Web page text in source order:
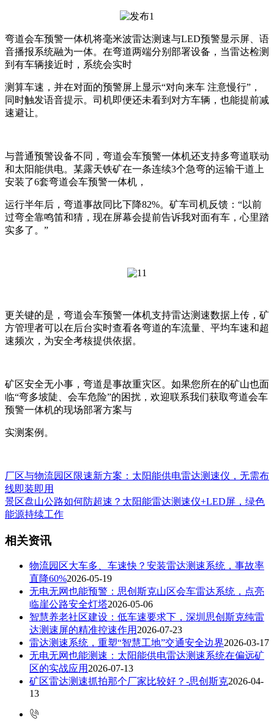
弯道会车预警一体机将毫米波雷达测速与LED预警显示屏、语
音播报系统融为一体。在弯道两端分别部署设备，当雷达检测
到有车辆接近时，系统会实时
测算车速，并在对面的预警屏上显示“对向来车 注意慢行”，
同时触发语音提示。司机即便还未看到对方车辆，也能提前减
速避让。
与普通预警设备不同，弯道会车预警一体机还支持多弯道联动
和太阳能供电。某露天铁矿在一条连续3个急弯的运输干道上
安装了6套弯道会车预警一体机，
运行半年后，弯道事故同比下降82%。矿车司机反馈：“以前
过弯全靠鸣笛和猜，现在屏幕会提前告诉我对面有车，心里踏
实多了。”
更关键的是，弯道会车预警一体机支持雷达测速数据上传，矿
方管理者可以在后台实时查看各弯道的车流量、平均车速和超
速频次，为安全考核提供依据。
矿区安全无小事，弯道是事故重灾区。如果您所在的矿山也面
临“弯多坡陡、会车危险”的困扰，欢迎联系我们获取弯道会车
预警一体机的现场部署方案与
实测案例。
厂区与物流园区限速新方案：太阳能供电雷达测速仪，无需布
线即装即用
景区盘山公路如何防超速？太阳能雷达测速仪+LED屏，绿色
能源持续工作
相关资讯
物流园区大车多、车速快？安装雷达测速系统，事故率
直降60%2026-05-19
无电无网也能预警：思创斯克山区会车雷达系统，点亮
临崖公路安全灯塔2026-05-06
智慧养老社区建设：低车速要求下，深圳思创斯克纯雷
达测速屏的精准控速作用 2026-07-23
雷达测速系统，重塑“智慧工地”交通安全边界2026-03-17
无电无网也能测速：太阳能供电雷达测速系统在偏远矿
区的实战应用 2026-07-13
矿区雷达测速抓拍那个厂家比较好？-思创斯克2026-04-
13